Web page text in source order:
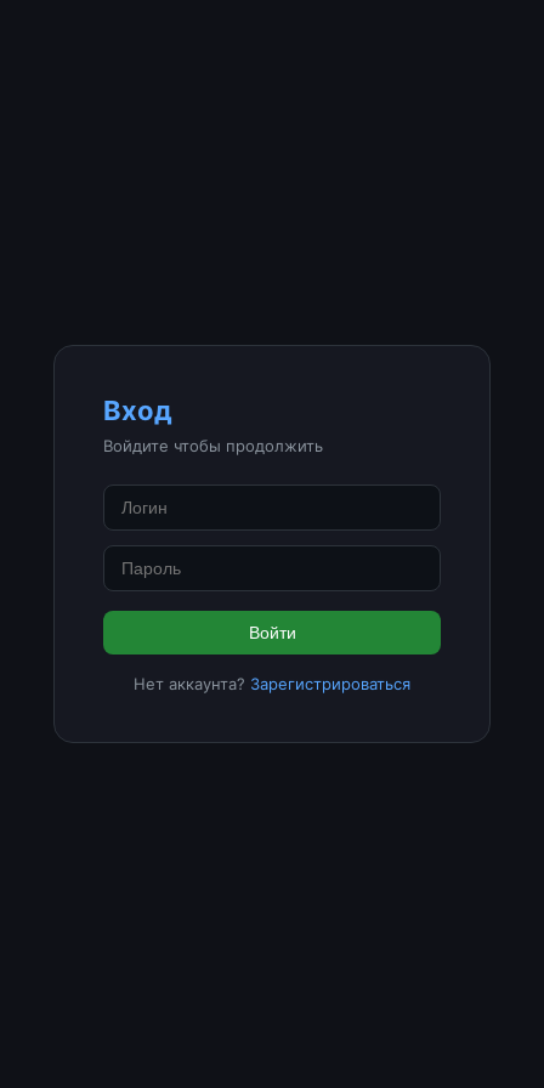
Вход
Войдите чтобы продолжить
Войти
Нет аккаунта? Зарегистрироваться